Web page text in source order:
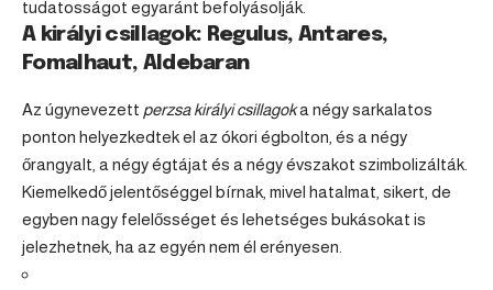
tudatosságot egyaránt befolyásolják.
A királyi csillagok: Regulus, Antares,
Fomalhaut, Aldebaran
Az úgynevezett perzsa királyi csillagoka négy sarkalatos
ponton helyezkedtek el az ókori égbolton, és a négy
őrangyalt, a négy égtájat és a négy évszakot szimbolizálták.
Kiemelkedő jelentőséggel bírnak, mivel hatalmat, sikert, de
egyben nagy felelősséget és lehetséges bukásokat is
jelezhetnek, ha az egyén nem él erényesen.